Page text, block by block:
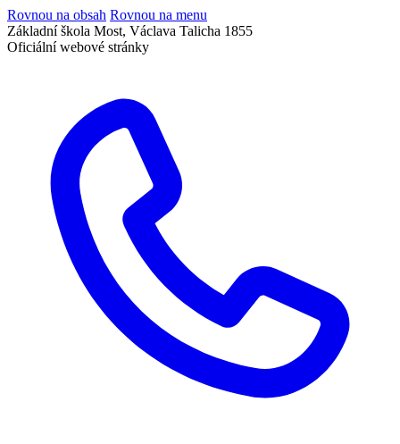
Rovnou na obsah Rovnou na menu
Základní škola Most, Václava Talicha 1855
Oficiální webové stránky